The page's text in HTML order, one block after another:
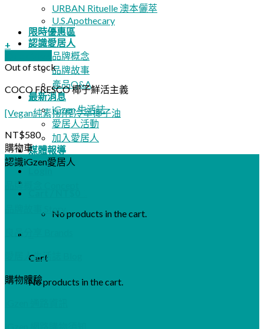
URBAN Rituelle 澳本儷萃
U.S.Apothecary
限時優惠區
認識愛居人
品牌概念
品牌故事
產品Q&A
最新消息
iGzen 生活誌
愛居人活動
加入愛居人
媒體報導
Login
No products in the cart.
Cart
No products in the cart.
+
Out of stock
COCO FRESCO 椰子鮮活主義
[Vegan純素]初榨冷萃椰子油
NT$580
購物車
認識iGzen愛居人
品牌概念 Concept
品牌故事 Story
良品分享 Brands
愛居人生活誌 Blog
購物體驗